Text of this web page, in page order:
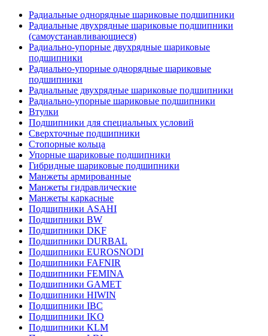
Радиальные однорядные шариковые подшипники
Радиальные двухрядные шариковые подшипники
(самоустанавливающиеся)
Радиально-упорные двухрядные шариковые
подшипники
Радиально-упорные однорядные шариковые
подшипники
Радиальные двухрядные шариковые подшипники
Радиально-упорные шариковые подшипники
Втулки
Подшипники для специальных условий
Сверхточные подшипники
Стопорные кольца
Упорные шариковые подшипники
Гибридные шариковые подшипники
Манжеты армированные
Манжеты гидравлические
Манжеты каркасные
Подшипники ASAHI
Подшипники BW
Подшипники DKF
Подшипники DURBAL
Подшипники EUROSNODI
Подшипники FAFNIR
Подшипники FEMINA
Подшипники GAMET
Подшипники HIWIN
Подшипники IBC
Подшипники IKO
Подшипники KLM